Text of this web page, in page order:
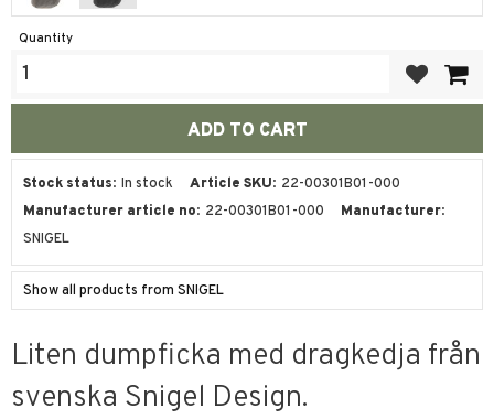
Quantity
Stock status In stock Article SKU
22-00301B01-000
Manufacturer article no
22-00301B01-000
Manufacturer
SNIGEL
Show all products from SNIGEL
Liten dumpficka med dragkedja från
svenska Snigel Design.